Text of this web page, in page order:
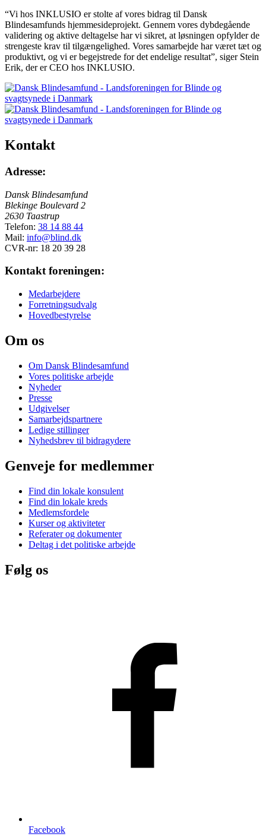
“Vi hos INKLUSIO er stolte af vores bidrag til Dansk
Blindesamfunds hjemmesideprojekt. Gennem vores dybdegående
validering og aktive deltagelse har vi sikret, at løsningen opfylder de
strengeste krav til tilgængelighed. Vores samarbejde har været tæt og
produktivt, og vi er begejstrede for det endelige resultat”, siger Stein
Erik, der er CEO hos INKLUSIO.
Kontakt
Adresse:
Dansk Blindesamfund
Blekinge Boulevard 2
2630 Taastrup
Telefon: 38 14 88 44
Mail: info@blind.dk
CVR-nr: 18 20 39 28
Kontakt foreningen:
Medarbejdere
Forretningsudvalg
Hovedbestyrelse
Om os
Om Dansk Blindesamfund
Vores politiske arbejde
Nyheder
Presse
Udgivelser
Samarbejdspartnere
Ledige stillinger
Nyhedsbrev til bidragydere
Genveje for medlemmer
Find din lokale konsulent
Find din lokale kreds
Medlemsfordele
Kurser og aktiviteter
Referater og dokumenter
Deltag i det politiske arbejde
Følg os
Facebook